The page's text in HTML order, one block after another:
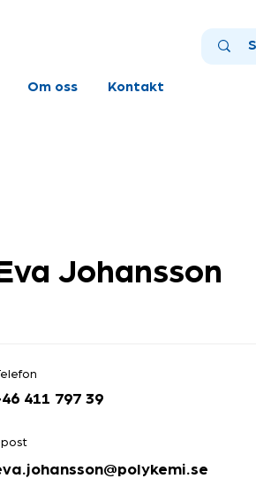
Om oss Kontakt
Johansson
411 797 39